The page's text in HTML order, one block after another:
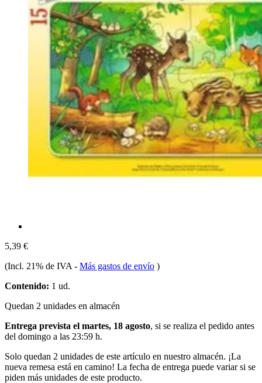
5,39 €
(Incl. 21% de IVA - Más gastos de envío )
Contenido: 1 ud.
Quedan 2 unidades en almacén
Entrega prevista el martes, 18 agosto, si se realiza el pedido antes
del domingo a las 23:59 h.
Solo quedan 2 unidades de este artículo en nuestro almacén. ¡La
nueva remesa está en camino! La fecha de entrega puede variar si se
piden más unidades de este producto.